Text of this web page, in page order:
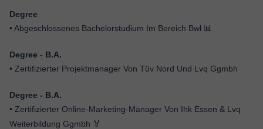
Degree
• Abgeschlossenes Bachelorstudium Im Bereich Bwl 📊
Degree - B.A.
• Zertifizierter Projektmanager Von Tüv Nord Und Lvq Ggmbh
Degree - B.A.
• Zertifizierter Online-Marketing-Manager Von Ihk Essen & Lvq
Weiterbildung Ggmbh 🏅